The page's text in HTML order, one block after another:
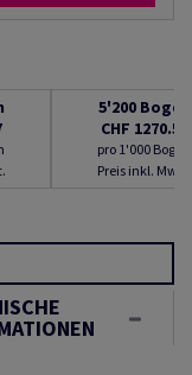
5'200 Bogen
CHF 1270.50
pro 1'000 Bogen
Preis inkl. Mwst.